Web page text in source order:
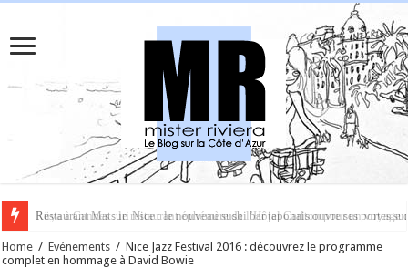
Rüya à Cannes : le restaurant éphémère de l’Hôtel Carlton pour un
Home / Evénements / Nice Jazz Festival 2016 : découvrez le programme
complet en hommage à David Bowie